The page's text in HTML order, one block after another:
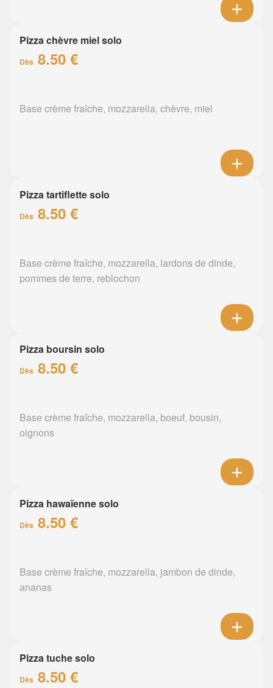
Pizza chèvre miel solo
Dès 8.50 €
Base crème fraîche, mozzarella, chèvre, miel
Pizza tartiflette solo
Dès 8.50 €
Base crème fraîche, mozzarella, lardons de dinde,
pommes de terre, reblochon
Pizza boursin solo
Dès 8.50 €
Base crème fraîche, mozzarella, boeuf, bousin,
oignons
Pizza hawaïenne solo
Dès 8.50 €
Base crème fraîche, mozzarella, jambon de dinde,
ananas
Pizza tuche solo
Dès 8.50 €